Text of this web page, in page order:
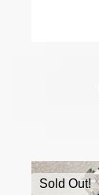
Sold Out!